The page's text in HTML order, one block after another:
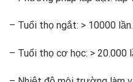
– Tuổi thọ ngắt: > 10000 lần.
– Tuổi thọ cơ học: > 20.000